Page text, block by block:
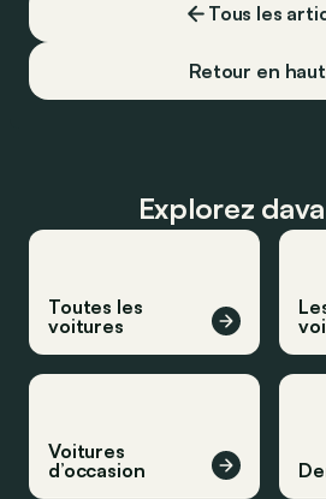
Tous les
Retour en haut
Explorez
Toutes les
voitures
Voitures
d’occasion